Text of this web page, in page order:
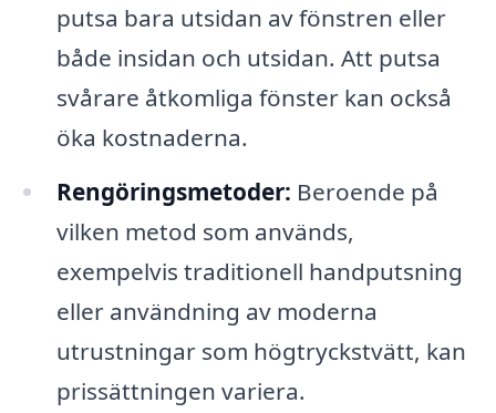
putsa bara utsidan av fönstren eller
både insidan och utsidan. Att putsa
svårare åtkomliga fönster kan också
öka kostnaderna.
Rengöringsmetoder: Beroende på
vilken metod som används,
exempelvis traditionell handputsning
eller användning av moderna
utrustningar som högtryckstvätt, kan
prissättningen variera.